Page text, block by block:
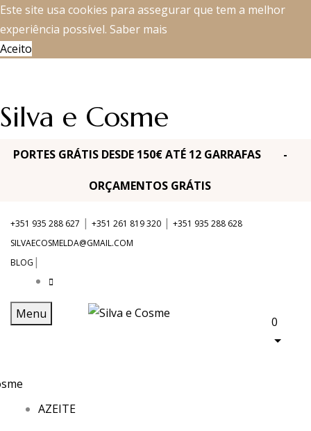
Este site usa cookies para assegurar que tem a melhor
experiência possível. Saber mais
Aceito
Silva e Cosme
PORTES GRÁTIS DESDE 150€ ATÉ 12 GARRAFAS -
ORÇAMENTOS GRÁTIS
+351 935 288 627 | +351 261 819 320 | +351 935 288 628
SILVAECOSMELDA@GMAIL.COM
BLOG |
Menu
0
AZEITE